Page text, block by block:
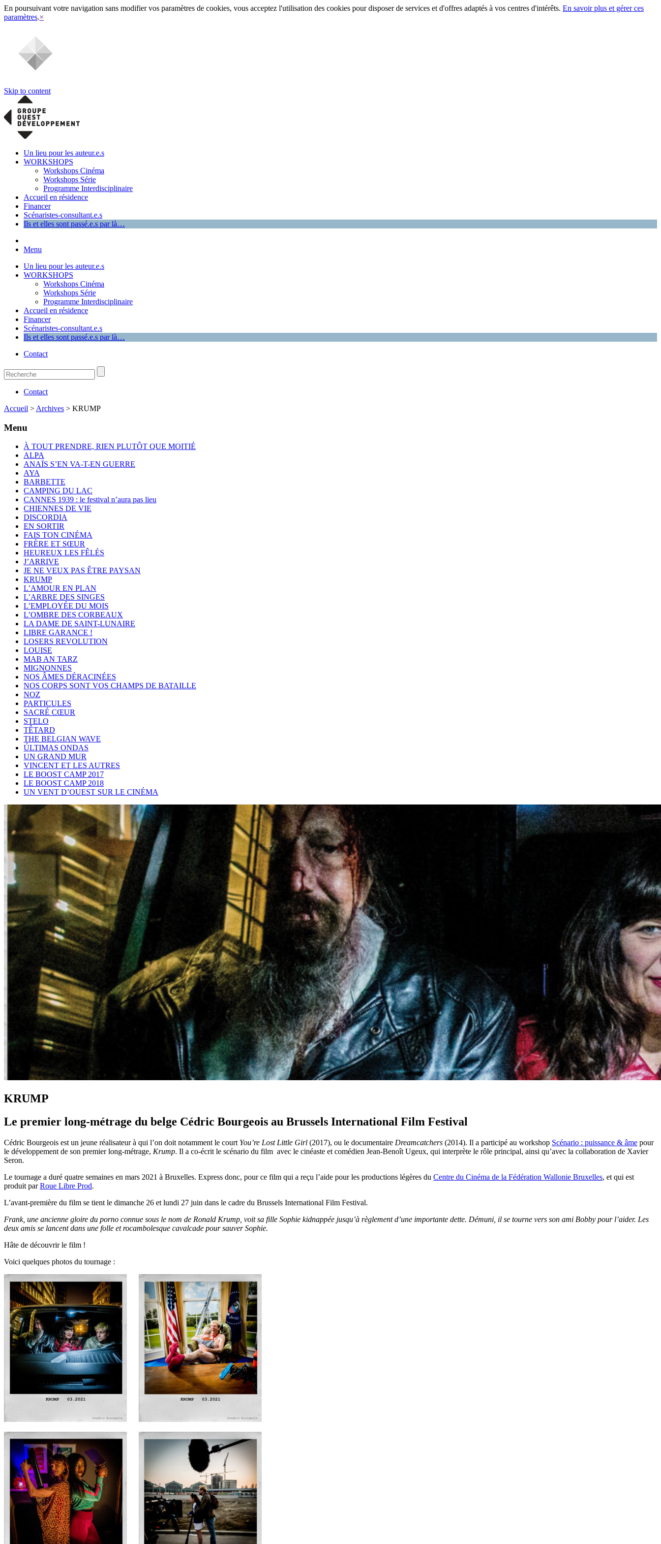
En poursuivant votre navigation sans modifier vos paramètres de cookies, vous acceptez l'utilisation des cookies pour disposer de services et d'offres adaptés à vos centres d'intérêts. En savoir plus et gérer ces
paramètres.×
Skip to content
Un lieu pour les auteur.e.s
WORKSHOPS
Workshops Cinéma
Workshops Série
Programme Interdisciplinaire
Accueil en résidence
Financer
Scénaristes-consultant.e.s
Ils et elles sont passé.e.s par là…
Menu
Un lieu pour les auteur.e.s
WORKSHOPS
Workshops Cinéma
Workshops Série
Programme Interdisciplinaire
Accueil en résidence
Financer
Scénaristes-consultant.e.s
Ils et elles sont passé.e.s par là…
Contact
Contact
Accueil > Archives > KRUMP
Menu
À TOUT PRENDRE, RIEN PLUTÔT QUE MOITIÉ
ALPA
ANAÏS S’EN VA-T-EN GUERRE
AYA
BARBETTE
CAMPING DU LAC
CANNES 1939 : le festival n’aura pas lieu
CHIENNES DE VIE
DISCORDIA
EN SORTIR
FAIS TON CINÉMA
FRÈRE ET SŒUR
HEUREUX LES FÊLÉS
J’ARRIVE
JE NE VEUX PAS ÊTRE PAYSAN
KRUMP
L’AMOUR EN PLAN
L’ARBRE DES SINGES
L’EMPLOYÉE DU MOIS
L’OMBRE DES CORBEAUX
LA DAME DE SAINT-LUNAIRE
LIBRE GARANCE !
LOSERS REVOLUTION
LOUISE
MAB AN TARZ
MIGNONNES
NOS ÂMES DÉRACINÉES
NOS CORPS SONT VOS CHAMPS DE BATAILLE
NOZ
PARTICULES
SACRÉ CŒUR
STELO
TÊTARD
THE BELGIAN WAVE
ÚLTIMAS ONDAS
UN GRAND MUR
VINCENT ET LES AUTRES
LE BOOST CAMP 2017
LE BOOST CAMP 2018
UN VENT D’OUEST SUR LE CINÉMA
KRUMP
Le premier long-métrage du belge Cédric Bourgeois au Brussels International Film Festival
Cédric Bourgeois est un jeune réalisateur à qui l’on doit notamment le court You’re Lost Little Girl (2017), ou le documentaire Dreamcatchers (2014). Il a participé au workshop Scénario : puissance & âme pour
le développement de son premier long-métrage, Krump. Il a co-écrit le scénario du film avec le cinéaste et comédien Jean-Benoît Ugeux, qui interprète le rôle principal, ainsi qu’avec la collaboration de Xavier
Seron.
Le tournage a duré quatre semaines en mars 2021 à Bruxelles. Express donc, pour ce film qui a reçu l’aide pour les productions légères du Centre du Cinéma de la Fédération Wallonie Bruxelles, et qui est
produit parRoue Libre Prod.
L’avant-première du film se tient le dimanche 26 et lundi 27 juin dans le cadre du Brussels International Film Festival.
Frank, une ancienne gloire du porno connue sous le nom de Ronald Krump, voit sa fille Sophie kidnappée jusqu’à règlement d’une importante dette. Démuni, il se tourne vers son ami Bobby pour l’aider. Les
deux amis se lancent dans une folle et rocambolesque cavalcade pour sauver Sophie.
Hâte de découvrir le film !
Voici quelques photos du tournage :